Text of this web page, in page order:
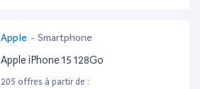
Apple - Smartphone
Apple iPhone 15 128Go
205 offres à partir de :